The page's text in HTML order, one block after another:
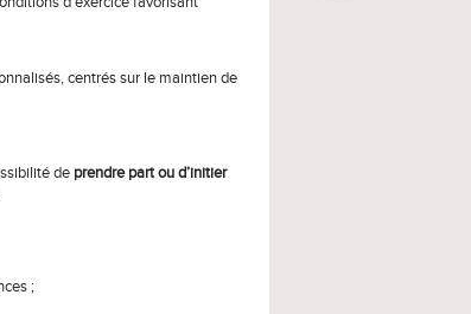
centrés sur le maintien de
de prendre part ou d’initier
;